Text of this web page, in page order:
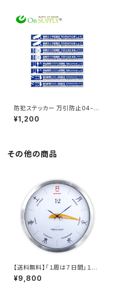
防犯ステッカー 万引防止04-商
品管理システム設置店- OS-19
1 オンサプライ(On SUPPLY)
¥1,200
その他の商品
【送料無料】「１周は７日間」１週
間を「見える化」した掛け時計｜
今日は何曜日 OL-701 OnLor
¥9,800